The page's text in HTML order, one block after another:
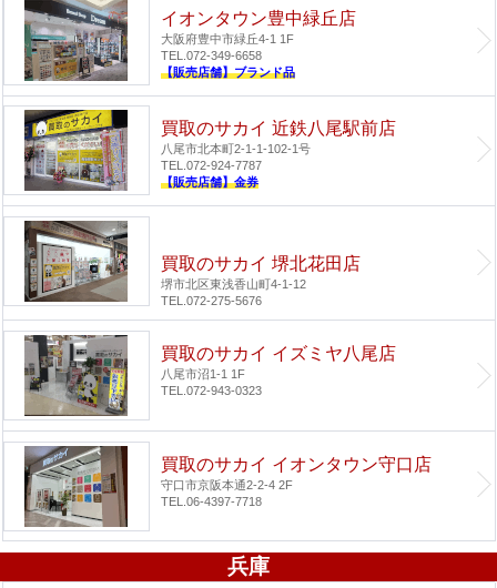
イオンタウン豊中緑丘店
大阪府豊中市緑丘4-1 1F
TEL.072-349-6658
【販売店舗】ブランド品
買取のサカイ 近鉄八尾駅前店
八尾市北本町2-1-1-102-1号
TEL.072-924-7787
【販売店舗】金券
買取のサカイ 堺北花田店
堺市北区東浅香山町4-1-12
TEL.072-275-5676
買取のサカイ イズミヤ八尾店
八尾市沼1-1 1F
TEL.072-943-0323
買取のサカイ イオンタウン守口店
守口市京阪本通2-2-4 2F
TEL.06-4397-7718
兵庫